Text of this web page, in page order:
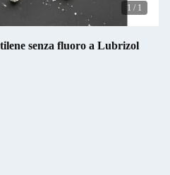
1 / 1
senza fluoro a Lubrizol